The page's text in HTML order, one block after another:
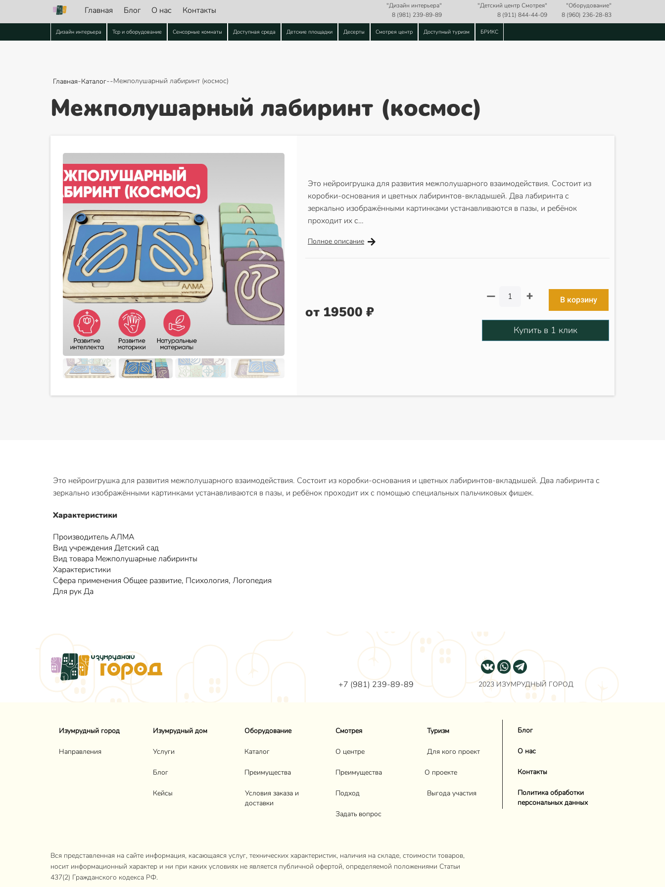
Главная Блог О нас Контакты
"Дизайн интерьера"
8 (981) 239-89-89
"Детский центр Смотрея"
8 (911) 844-44-09
"Оборудование"
8 (960) 236-28-83
Дизайн интерьера Тср и оборудование Сенсорные комнаты Доступная среда Детские площадки Десерты Смотрея центр Доступный туризм БРИКС
Главная-Каталог--Межполушарный лабиринт (космос)
Межполушарный лабиринт (космос)
Это нейроигрушка для развития межполушарного взаимодействия. Состоит из
коробки-основания и цветных лабиринтов-вкладышей. Два лабиринта с
зеркально изображёнными картинками устанавливаются в пазы, и ребёнок
проходит их с…
Полное описание
от 19500 ₽
— + В корзину
Купить в 1 клик
Это нейроигрушка для развития межполушарного взаимодействия. Состоит из коробки-основания и цветных лабиринтов-вкладышей. Два лабиринта с
зеркально изображёнными картинками устанавливаются в пазы, и ребёнок проходит их с помощью специальных пальчиковых фишек.
Характеристики
Производитель АЛМА
Вид учреждения Детский сад
Вид товара Межполушарные лабиринты
Характеристики
Сфера применения Общее развитие, Психология, Логопедия
Для рук Да
+7 (981) 239-89-89 2023 ИЗУМРУДНЫЙ ГОРОД
Изумрудный город
Направления
Изумрудный дом
Услуги
Блог
Кейсы
Оборудование
Каталог
Преимущества
Условия заказа и
доставки
Смотрея
О центре
Преимущества
Подход
Задать вопрос
Туризм
Для кого проект
О проекте
Выгода участия
Блог
О нас
Контакты
Политика обработки
персональных данных
Вся представленная на сайте информация, касающаяся услуг, технических характеристик, наличия на складе, стоимости товаров,
носит информационный характер и ни при каких условиях не является публичной офертой, определяемой положениями Статьи
437(2) Гражданского кодекса РФ.